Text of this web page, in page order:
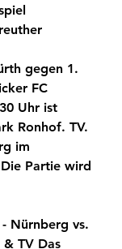
gegen 1.
FC
Uhr ist
Ronhof. TV.
im
Partie wird
Nürnberg vs.
TV Das